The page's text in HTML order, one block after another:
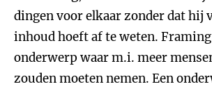
dingen voor elkaar zonder dat hij
inhoud hoeft af te weten.
onderwerp waar m.i. meer
zouden moeten nemen. Een